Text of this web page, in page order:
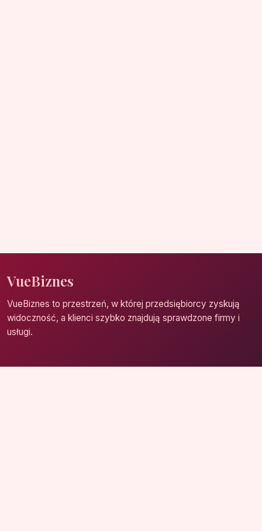
VueBiznes
VueBiznes to przestrzeń, w której przedsiębiorcy zyskują
widoczność, a klienci szybko znajdują sprawdzone firmy i
usługi.